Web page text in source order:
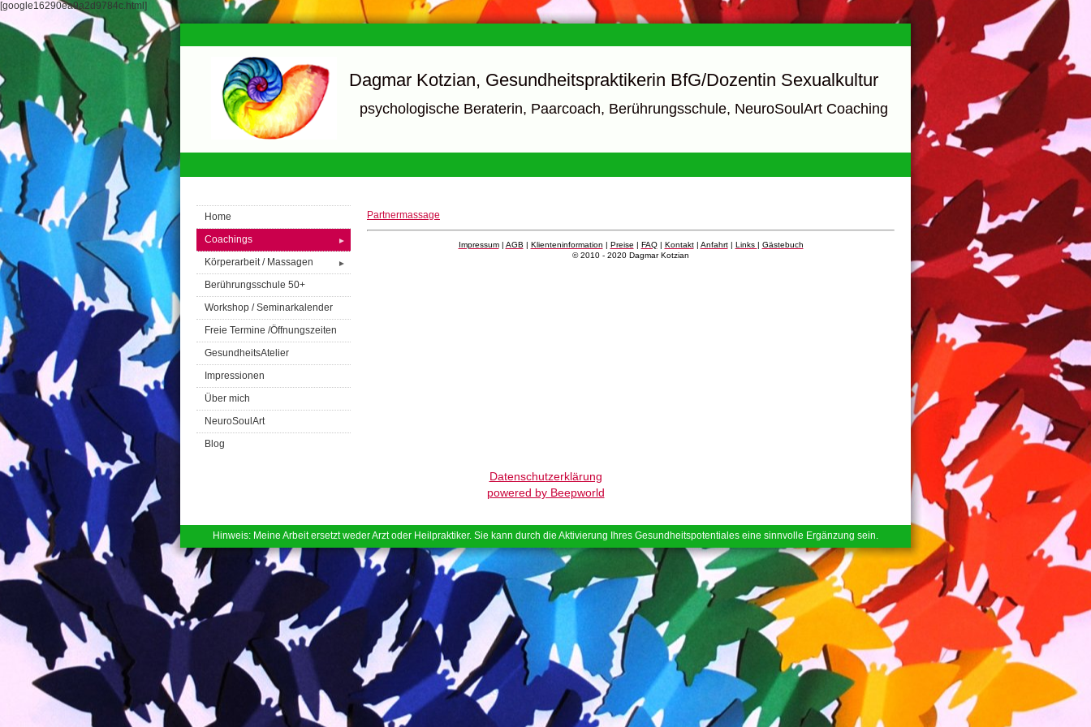
[google16290ea9a2d9784c.html]
Dagmar Kotzian, Gesundheitspraktikerin BfG/Dozentin Sexualkultur
psychologische Beraterin, Paarcoach, Berührungsschule, NeuroSoulArt Coaching
Home
Coachings
►
Körperarbeit / Massagen ►
Berührungsschule 50+
Workshop / Seminarkalender
Freie Termine /Öffnungszeiten
GesundheitsAtelier
Impressionen
Über mich
NeuroSoulArt
Blog
Partnermassage
Impressum| AGB | Klienteninformation | Preise | FAQ| Kontakt| Anfahrt| Links | Gästebuch
© 2010 - 2020 Dagmar Kotzian
Datenschutzerklärung
powered by Beepworld
Hinweis: Meine Arbeit ersetzt weder Arzt oder Heilpraktiker. Sie kann durch die Aktivierung Ihres Gesundheitspotentiales eine sinnvolle Ergänzung sein.